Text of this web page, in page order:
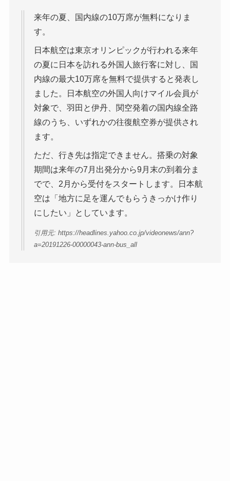
来年の夏、国内線の10万席が無料になりま
す。
日本航空は東京オリンピックが行われる来年
の夏に日本を訪れる外国人旅行客に対し、国
内線の最大10万席を無料で提供すると発表し
ました。日本航空の外国人向けマイル会員が
対象で、羽田と伊丹、関空発着の国内線全路
線のうち、いずれかの往復航空券が提供され
ます。
ただ、行き先は指定できません。搭乗の対象
期間は来年の7月出発分から9月末の到着分ま
でで、2月から受付をスタートします。日本航
空は「地方に足を運んでもらうきっかけ作り
にしたい」としています。
引用元: https://headlines.yahoo.co.jp/videonews/ann?
a=20191226-00000043-ann-bus_all